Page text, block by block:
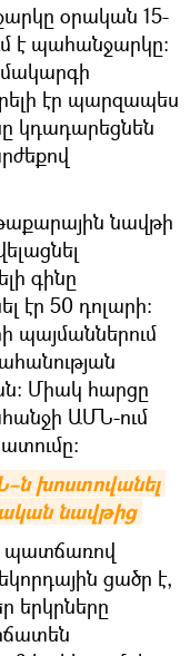
օրական 15-
է պահանջարկը։
էր պարզապես
կդադարեցնեն
նավթի
գինը
էր 50 դոլարի։
պայմաններում
Միակ հարցը
ԱՄՆ-ում
խոստովանել
նավթից
պատճառով
ցածր է,
երկրները